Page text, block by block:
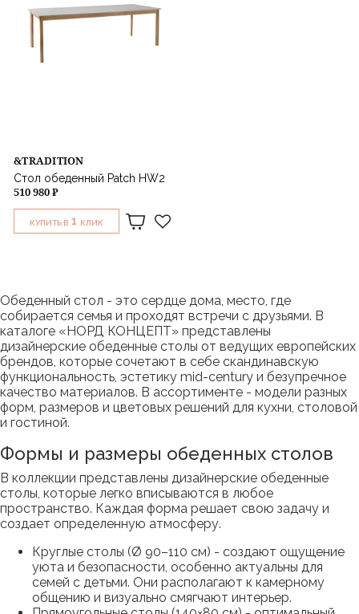
&TRADITION
Стол обеденный Patch HW2
510 980 ₽
КУПИТЬ В 1 КЛИК
Обеденный стол - это сердце дома, место, где
собирается семья и проходят встречи с друзьями. В
каталоге «НОРД КОНЦЕПТ» представлены
дизайнерские обеденные столы от ведущих европейских
брендов, которые сочетают в себе скандинавскую
функциональность, эстетику mid-century и безупречное
качество материалов. В ассортименте - модели разных
форм, размеров и цветовых решений для кухни, столовой
и гостиной.
Формы и размеры обеденных столов
В коллекции представлены дизайнерские обеденные
столы, которые легко вписываются в любое
пространство. Каждая форма решает свою задачу и
создает определенную атмосферу.
Круглые столы (Ø 90–110 см) - создают ощущение
уюта и безопасности, особенно актуальны для
семей с детьми. Они располагают к камерному
общению и визуально смягчают интерьер.